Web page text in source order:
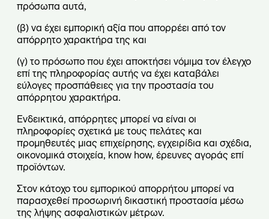
πρόσωπα αυτά,
(β) να έχει εμπορική αξία που απορρέει από τον
απόρρητο χαρακτήρα της και
(γ) το πρόσωπο που έχει αποκτήσει νόμιμα τον έλεγχο
επί της πληροφορίας αυτής να έχει καταβάλει
εύλογες προσπάθειες για την προστασία του
απόρρητου χαρακτήρα.
Ενδεικτικά, απόρρητες μπορεί να είναι οι
πληροφορίες σχετικά με τους πελάτες και
προμηθευτές μιας επιχείρησης, εγχειρίδια και σχέδια,
οικονομικά στοιχεία, know how, έρευνες αγοράς επί
προϊόντων.
Στον κάτοχο του εμπορικού απορρήτου μπορεί να
παρασχεθεί προσωρινή δικαστική προστασία μέσω
της λήψης ασφαλιστικών μέτρων.